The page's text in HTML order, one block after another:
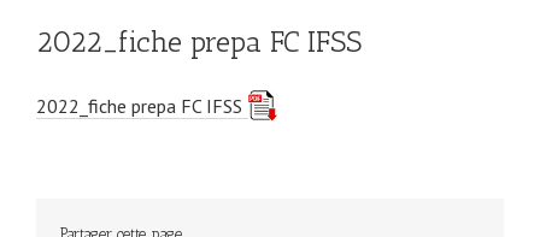
2022_fiche prepa FC IFSS
2022_fiche prepa FC IFSS